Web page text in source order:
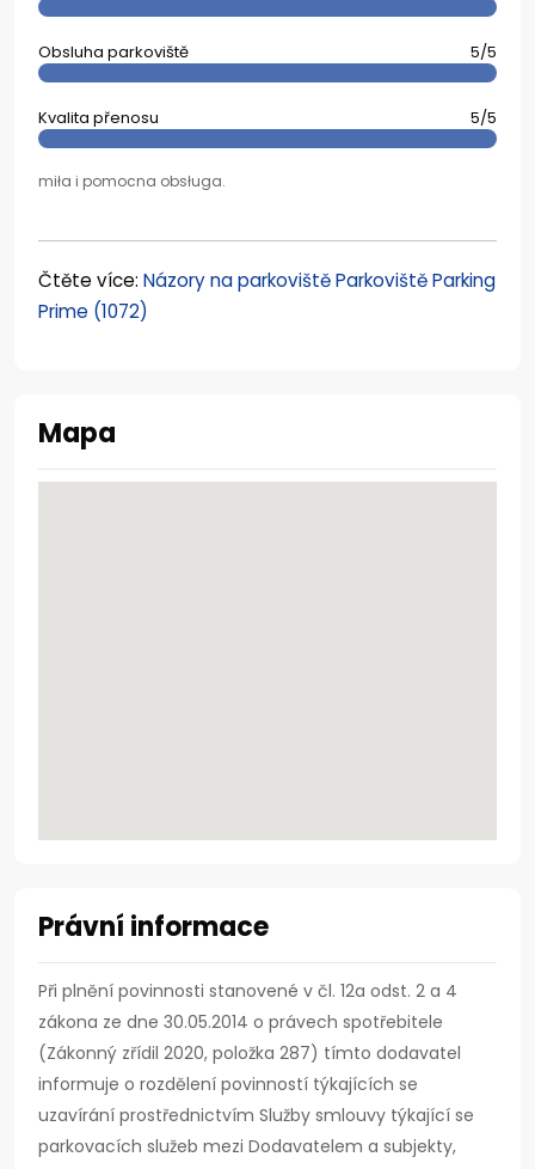
Obsluha parkoviště 5/5
Kvalita přenosu 5/5
miła i pomocna obsługa.
Čtěte více: Názory na parkoviště Parkoviště Parking
Prime (1072)
Mapa
Právní informace
Při plnění povinnosti stanovené v čl. 12a odst. 2 a 4
zákona ze dne 30.05.2014 o právech spotřebitele
(Zákonný zřídil 2020, položka 287) tímto dodavatel
informuje o rozdělení povinností týkajících se
uzavírání prostřednictvím Služby smlouvy týkající se
parkovacích služeb mezi Dodavatelem a subjekty,